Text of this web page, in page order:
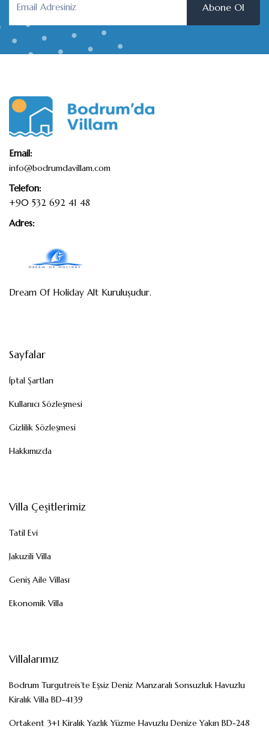
Abone Ol
Email:
info@bodrumdavillam.com
Telefon:
+90 532 692 41 48
Adres:
Dream Of Holiday Alt Kuruluşudur.
Sayfalar
İptal Şartları
Kullanıcı Sözleşmesi
Gizlilik Sözleşmesi
Hakkımızda
Villa Çeşitlerimiz
Tatil Evi
Jakuzili Villa
Geniş Aile Villası
Ekonomik Villa
Villalarımız
Bodrum Turgutreis’te Eşsiz Deniz Manzaralı Sonsuzluk Havuzlu
Kiralık Villa BD-4139
Ortakent 3+1 Kiralık Yazlık Yüzme Havuzlu Denize Yakın BD-248